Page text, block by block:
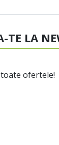
TE LA
ofertele!